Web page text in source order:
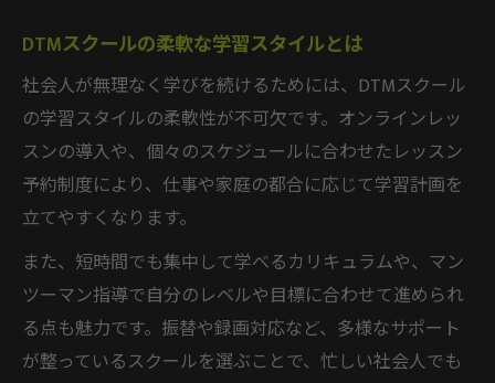
DTMスクールの柔軟な学習スタイルとは
社会人が無理なく学びを続けるためには、DTMスクール
の学習スタイルの柔軟性が不可欠です。オンラインレッ
スンの導入や、個々のスケジュールに合わせたレッスン
予約制度により、仕事や家庭の都合に応じて学習計画を
立てやすくなります。
また、短時間でも集中して学べるカリキュラムや、マン
ツーマン指導で自分のレベルや目標に合わせて進められ
る点も魅力です。振替や録画対応など、多様なサポート
が整っているスクールを選ぶことで、忙しい社会人でも